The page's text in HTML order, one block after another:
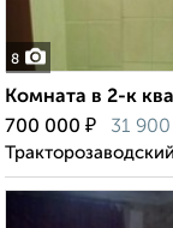
8
Комната в 2-к
700 000 ₽ 31 900